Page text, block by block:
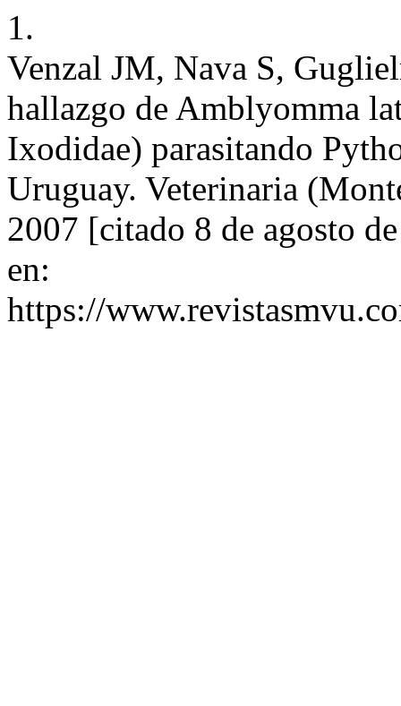
1.
Venzal JM, Nava S,
hallazgo de Amblyomma
Ixodidae) parasitando
Uruguay. Veterinaria
2007 [citado 8 de agosto
en:
https://